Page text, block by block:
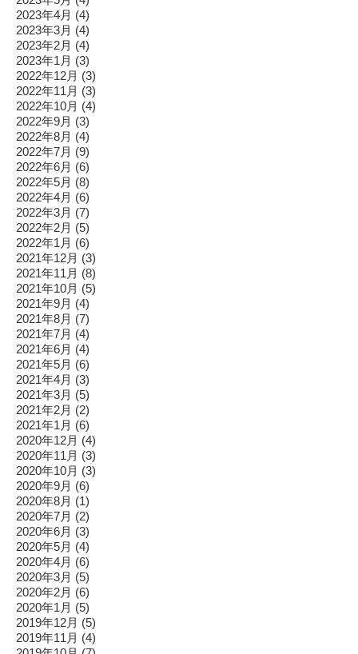
2023年4月 (4)
2023年3月 (4)
2023年2月 (4)
2023年1月 (3)
2022年12月 (3)
2022年11月 (3)
2022年10月 (4)
2022年9月 (3)
2022年8月 (4)
2022年7月 (9)
2022年6月 (6)
2022年5月 (8)
2022年4月 (6)
2022年3月 (7)
2022年2月 (5)
2022年1月 (6)
2021年12月 (3)
2021年11月 (8)
2021年10月 (5)
2021年9月 (4)
2021年8月 (7)
2021年7月 (4)
2021年6月 (4)
2021年5月 (6)
2021年4月 (3)
2021年3月 (5)
2021年2月 (2)
2021年1月 (6)
2020年12月 (4)
2020年11月 (3)
2020年10月 (3)
2020年9月 (6)
2020年8月 (1)
2020年7月 (2)
2020年6月 (3)
2020年5月 (4)
2020年4月 (6)
2020年3月 (5)
2020年2月 (6)
2020年1月 (5)
2019年12月 (5)
2019年11月 (4)